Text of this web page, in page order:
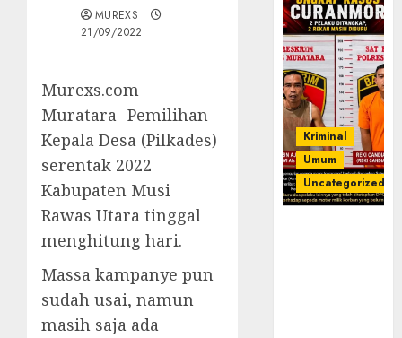
MUREXS
21/09/2022
Murexs.com
Muratara- Pemilihan
Kepala Desa (Pilkades)
serentak 2022
Kabupaten Musi
Rawas Utara tinggal
menghitung hari.
Massa kampanye pun
sudah usai, namun
masih saja ada
Kriminal
Umum
Uncategorized